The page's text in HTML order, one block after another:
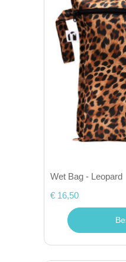
Wet Bag - Leopard
€ 16,50